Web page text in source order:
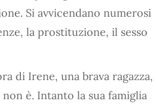
Si avvicendano numerosi
la prostituzione, il sesso
di Irene, una brava ragazza,
è. Intanto la sua famiglia